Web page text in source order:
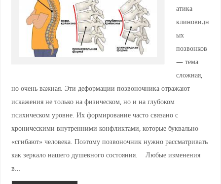
атика
клиновидн
ых
позвонков
— тема
сложная,
но очень важная. Эти деформации позвоночника отражают
искажения не только на физическом, но и на глубоком
психическом уровне. Их формирование часто связано с
хроническими внутренними конфликтами, которые буквально
«сгибают» человека. Поэтому позвоночник нужно рассматривать
как зеркало нашего душевного состояния. Любые изменения
в…